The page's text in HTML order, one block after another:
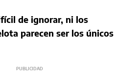
de ignorar, ni los
parecen ser los únicos